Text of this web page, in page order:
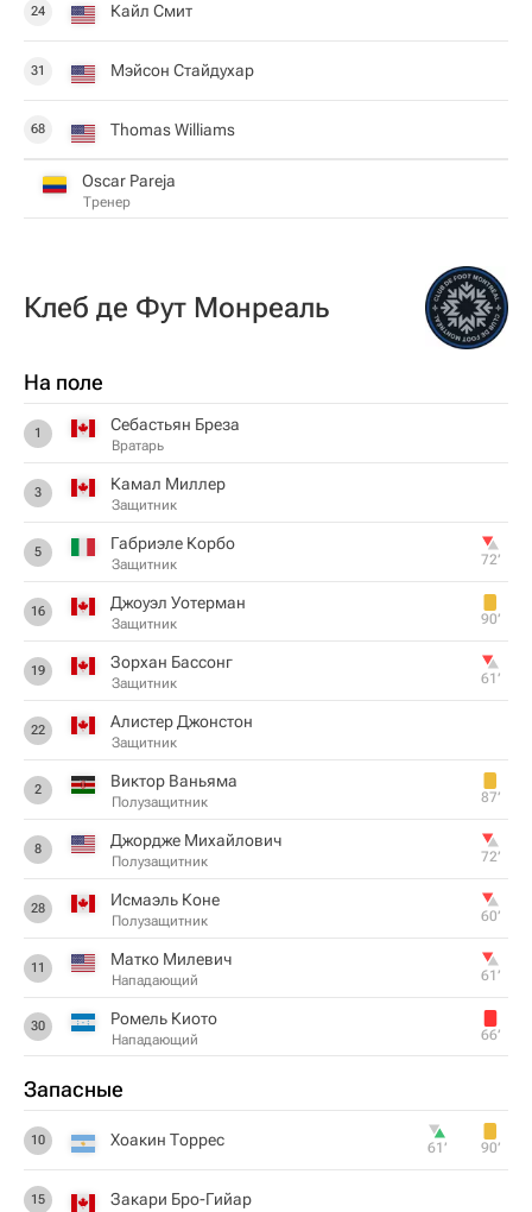
24 Кайл Смит
31 Мэйсон Стайдухар
68 Thomas Williams
Oscar Pareja
Тренер
Клеб де Фут Монреаль
На поле
1 Себастьян Бреза
Вратарь
3 Камал Миллер
Защитник
5 Габриэле Корбо
Защитник 72‎’‎
16 Джоуэл Уотерман
Защитник 90‎’‎
19 Зорхан Бассонг
Защитник 61‎’‎
22 Алистер Джонстон
Защитник
2 Виктор Ваньяма
Полузащитник 87‎’‎
8 Джордже Михайлович
Полузащитник 72‎’‎
28 Исмаэль Коне
Полузащитник 60‎’‎
11 Матко Милевич
Нападающий 61‎’‎
30 Ромель Киото
Нападающий 66‎’‎
Запасные
10 Хоакин Торрес 61‎’‎ 90‎’‎
15 Закари Бро-Гийар